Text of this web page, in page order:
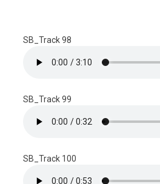
SB_Track 98
SB_Track 99
SB_Track 100